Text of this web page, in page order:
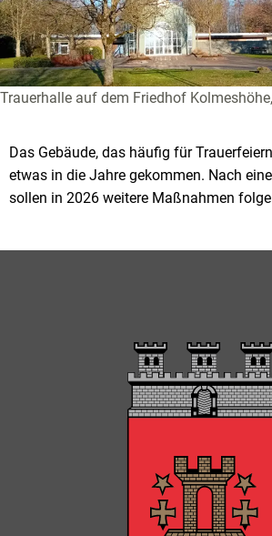
Trauerhalle auf dem Friedhof
Das Gebäude, das häufig für
etwas in die Jahre gekommen. Nach
sollen in 2026 weitere Maßnahmen